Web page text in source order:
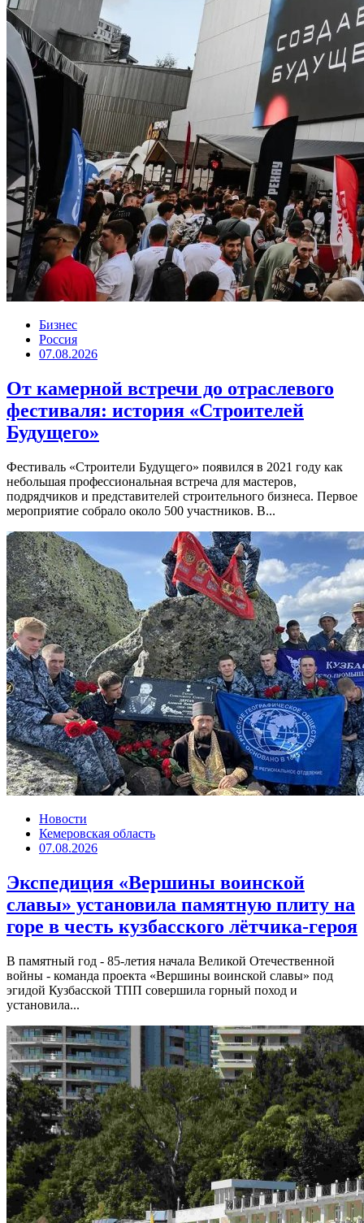
Бизнес
Россия
07.08.2026
От камерной встречи до отраслевого
фестиваля: история «Строителей
Будущего»
Фестиваль «Строители Будущего» появился в 2021 году как
небольшая профессиональная встреча для мастеров,
подрядчиков и представителей строительного бизнеса. Первое
мероприятие собрало около 500 участников. В...
Новости
Кемеровская область
07.08.2026
Экспедиция «Вершины воинской
славы» установила памятную плиту на
горе в честь кузбасского лётчика-героя
В памятный год - 85-летия начала Великой Отечественной
войны - команда проекта «Вершины воинской славы» под
эгидой Кузбасской ТПП совершила горный поход и
установила...